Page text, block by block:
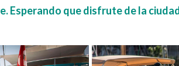
Esperando que disfrute de la